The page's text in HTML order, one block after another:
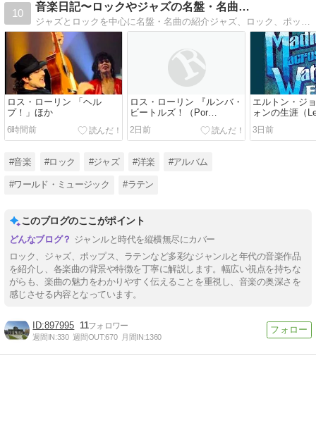
10
音楽日記〜ロックやジャズの名盤・名曲…
ジャズとロックを中心に名盤・名曲の紹介ジャズ、ロック、ポップス、ラテンなど独り言的に気まぐれな名盤・名曲紹介。
ロス・ローリン 「ヘル
プ！」ほか
6時間前
ロス・ローリン 『ルンバ・
ビートルズ！（Por
rumbas）』
2日前
エルトン・ジ
ォンの生涯（
3日前
#音楽 #ロック #ジャズ #洋楽 #アルバム
#ワールド・ミュージック #ラテン
このブログのここがポイント
ジャンルと時代を縦横無尽にカバー
ロック、ジャズ、ポップス、ラテンなど多彩なジャンルと年代の音楽作品
を紹介し、各楽曲の背景や特徴を丁寧に解説します。幅広い視点を持ちな
がらも、楽曲の魅力をわかりやすく伝えることを重視し、音楽の奥深さを
感じさせる内容となっています。
897995 11
週間IN:330 週間OUT:670 月間IN:1360